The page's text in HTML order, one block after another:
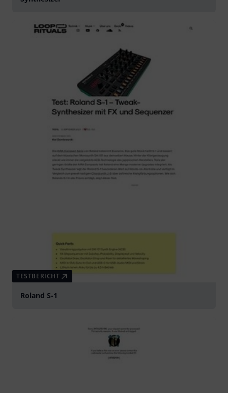
TESTBERICHT
Roland S-1